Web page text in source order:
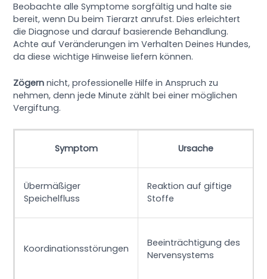
Beobachte alle Symptome sorgfältig und halte sie
bereit, wenn Du beim Tierarzt anrufst. Dies erleichtert
die Diagnose und darauf basierende Behandlung.
Achte auf Veränderungen im Verhalten Deines Hundes,
da diese wichtige Hinweise liefern können.
Zögern nicht, professionelle Hilfe in Anspruch zu
nehmen, denn jede Minute zählt bei einer möglichen
Vergiftung.
Symptom Ursache
Übermäßiger
Speichelfluss
Reaktion auf giftige
Stoffe
Koordinationsstörungen
Beeinträchtigung des
Nervensystems